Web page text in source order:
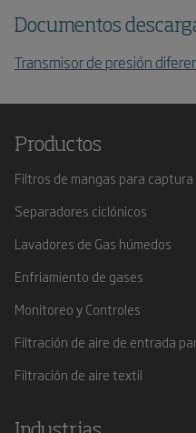
Documentos
Transmisor de presión
Productos
Filtros de mangas para captura
Separadores ciclónicos
Lavadores de Gas húmedos
Enfriamiento de gases
Monitoreo y Controles
Filtración de aire de entrada
Filtración de aire textil